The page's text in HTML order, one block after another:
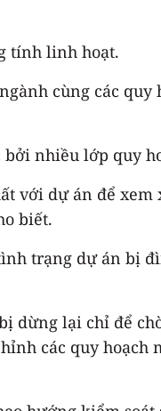
tính linh hoạt.
cùng các
nhiều lớp quy
với dự án để
biết.
trạng dự án bị
dừng lại chỉ để
các quy hoạch